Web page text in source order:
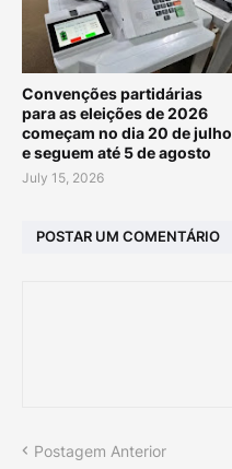
Convenções partidárias
para as eleições de 2026
começam no dia 20 de julho
e seguem até 5 de agosto
July 15, 2026
POSTAR UM COMENTÁRIO
Postagem Anterior